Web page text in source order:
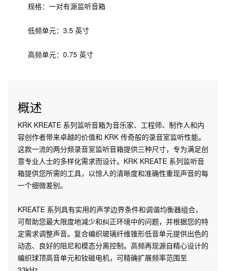
规格：一对有源监听音箱
低频单元：3.5 英寸
高频单元：0.75 英寸
概述
KRK KREATE 系列监听音箱为音乐家、工程师、制作人和内
容创作者带来卓越的价值和 KRK 传奇般的录音室监听性能。
这款一流的两分频录音室监听音箱提供三种尺寸，专为满足创
意专业人士的多样化需求而设计。KRK KREATE 系列监听音
箱提供您所需的工具，以惊人的清晰度和准确性重现声音的每
一个细微差别。
KREATE 系列具有实用的声学边界条件和调谐均衡器组合，
可帮助您最大限度地减少和纠正环境中的问题，并根据您的特
定需求调整声音。复合编织玻璃纤维锥形低音单元提供出色的
动态、良好的阻尼和模态分离控制。高频再现源自精心设计的
编织球顶高音单元和钕磁电机，可精确扩展频率范围至